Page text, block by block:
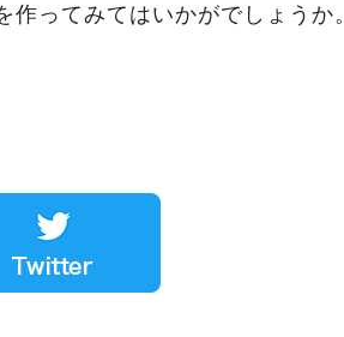
ってみてはいかがでしょうか。